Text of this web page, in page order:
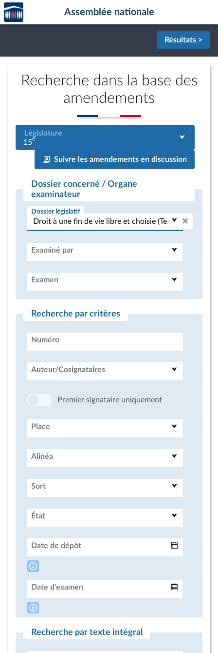
Aller au contenu
Aller en bas de la page
Accèder
à la
page
Assemblée nationale
Résultats >
Recherche dans la base des
amendements
Législature
15e
Suivre les amendements en discussion
Dossier concerné / Organe
examinateur
Dossier législatif
Examiné par
Examen
Recherche par critères
Numéro
Auteur/Cosignataires
Premier signataire uniquement
Place
Alinéa
Sort
État
Date de dépôt
Date d'examen
Recherche par texte intégral